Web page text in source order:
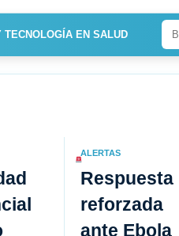
TECNOLOGÍA EN SALUD
ALERTAS
Respuesta
reforzada
ante Ebola